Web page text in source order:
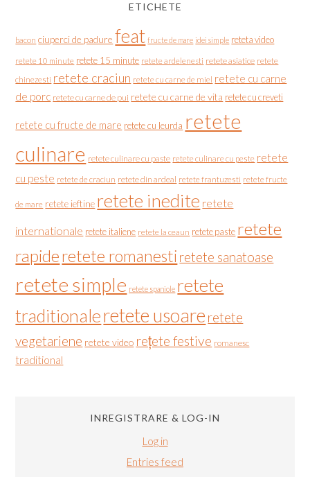
ETICHETE
bacon ciuperci de padure feat fructe de mare idei simple reteta video
retete 10 minute retete 15 minute retete ardelenesti retete asiatice retete
chinezesti retete craciun retete cu carne de miel retete cu carne
de porc retete cu carne de pui retete cu carne de vita retete cu creveti
retete cu fructe de mare retete cu leurda retete
culinare retete culinare cu paste retete culinare cu peste retete
cu peste retete de craciun retete din ardeal retete frantuzesti retete fructe
de mare retete ieftine retete inedite retete
internationale retete italiene retete la ceaun retete paste retete
rapideretete romanesti retete sanatoase
retete simple retete spaniole retete
traditionaleretete usoare retete
vegetariene retete video rețete festive romanesc
traditional
INREGISTRARE & LOG-IN
Log in
Entries feed